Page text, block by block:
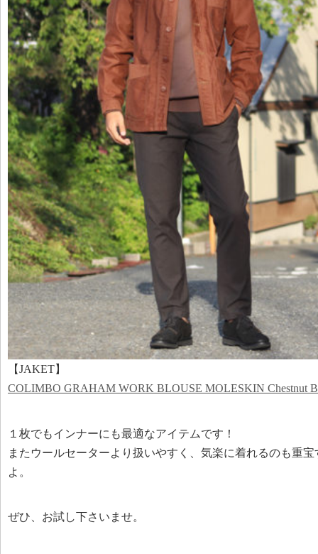
【JAKET】
COLIMBO GRAHAM WORK BLOUSE MOLESKIN Chestnut
１枚でもインナーにも最適なアイテムです！
またウールセーターより扱いやすく、気楽に着れるのも重
よ。
ぜひ、お試し下さいませ。